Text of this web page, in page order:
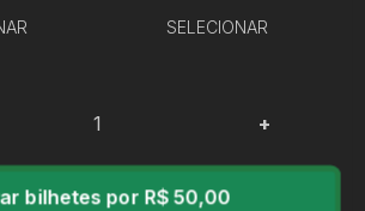
SELECIONAR
+
bilhetes por R$ 50,00